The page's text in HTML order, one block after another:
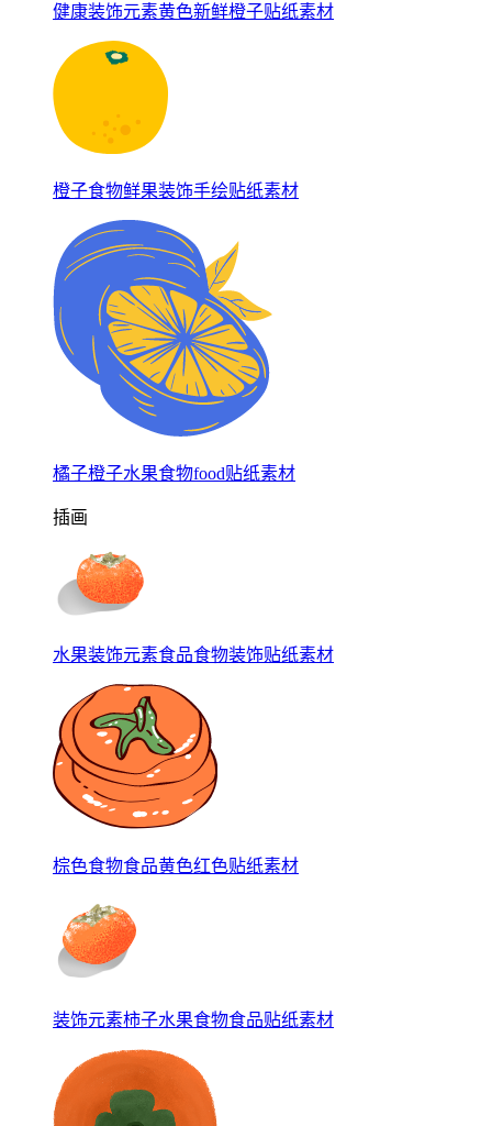
健康装饰元素黄色新鲜橙子贴纸素材
橙子食物鲜果装饰手绘贴纸素材
橘子橙子水果食物food贴纸素材
插画
水果装饰元素食品食物装饰贴纸素材
棕色食物食品黄色红色贴纸素材
装饰元素柿子水果食物食品贴纸素材